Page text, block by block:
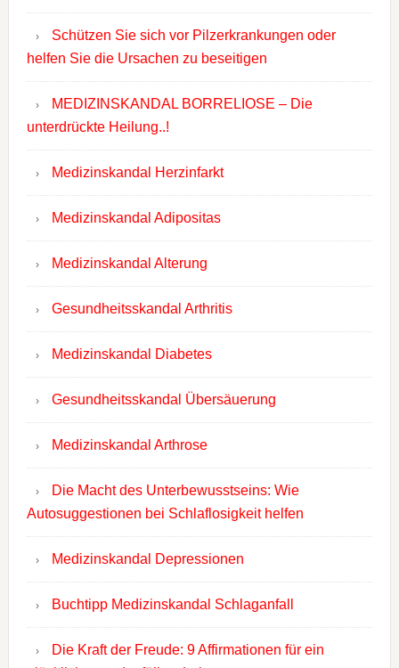
Schützen Sie sich vor Pilzerkrankungen oder
helfen Sie die Ursachen zu beseitigen
MEDIZINSKANDAL BORRELIOSE – Die
unterdrückte Heilung..!
Medizinskandal Herzinfarkt
Medizinskandal Adipositas
Medizinskandal Alterung
Gesundheitsskandal Arthritis
Medizinskandal Diabetes
Gesundheitsskandal Übersäuerung
Medizinskandal Arthrose
Die Macht des Unterbewusstseins: Wie
Autosuggestionen bei Schlaflosigkeit helfen
Medizinskandal Depressionen
Buchtipp Medizinskandal Schlaganfall
Die Kraft der Freude: 9 Affirmationen für ein